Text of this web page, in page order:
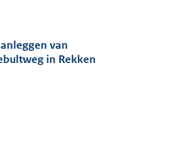
van
in Rekken